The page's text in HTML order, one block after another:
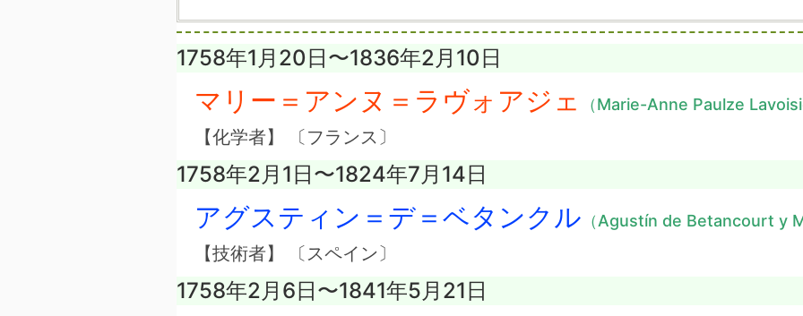
1758年1月20日〜1836年2月10日
マリー＝アンヌ＝ラヴォアジェ （Marie-Anne Paulze
【化学者】 〔フランス〕
1758年2月1日〜1824年7月14日
アグスティン＝デ＝ベタンクル （Agustín de Betancourt y
【技術者】 〔スペイン〕
1758年2月6日〜1841年5月21日